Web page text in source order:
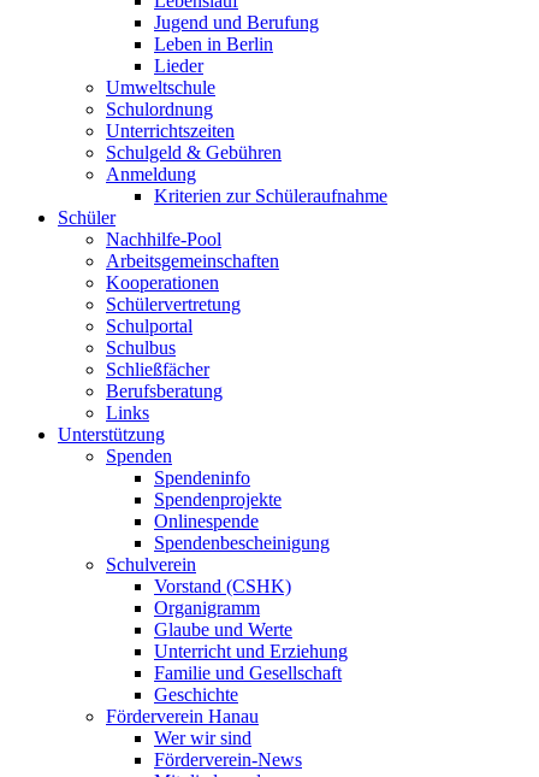
Jugend und Berufung
Leben in Berlin
Lieder
Umweltschule
Schulordnung
Unterrichtszeiten
Schulgeld & Gebühren
Anmeldung
Kriterien zur Schüleraufnahme
Schüler
Nachhilfe-Pool
Arbeitsgemeinschaften
Kooperationen
Schülervertretung
Schulportal
Schulbus
Schließfächer
Berufsberatung
Links
Unterstützung
Spenden
Spendeninfo
Spendenprojekte
Onlinespende
Spendenbescheinigung
Schulverein
Vorstand (CSHK)
Organigramm
Glaube und Werte
Unterricht und Erziehung
Familie und Gesellschaft
Geschichte
Förderverein Hanau
Wer wir sind
Förderverein-News